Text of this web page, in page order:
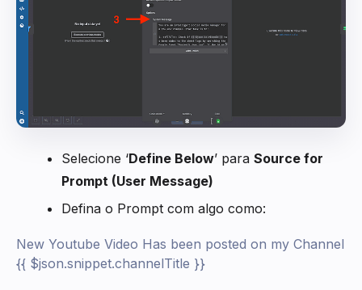
Selecione ‘Define Below’ para Source for
Prompt (User Message)
Defina o Prompt com algo como:
New Youtube Video Has been posted on my Channel
{{ $json.snippet.channelTitle }}